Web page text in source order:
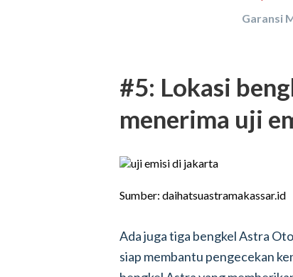
Garansi
#5: Lokasi
menerima uji
Sumber: daihatsuastramakassar.id
Ada juga tiga bengkel Astra
siap membantu pengecekan